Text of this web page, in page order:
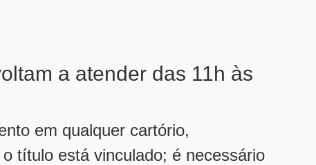
a atender das 11h às
em qualquer cartório,
título está vinculado; é necessário